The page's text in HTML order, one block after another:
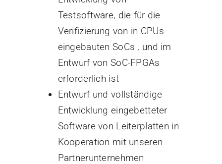
Testsoftware, die für die
Verifizierung von in CPUs
eingebauten SoCs , und im
Entwurf von SoC-FPGAs
erforderlich ist
Entwurf und vollständige
Entwicklung eingebetteter
Software von Leiterplatten in
Kooperation mit unseren
Partnerunternehmen